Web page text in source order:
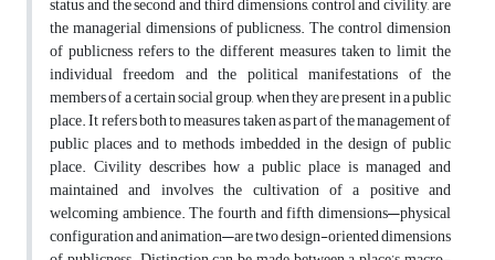
the managerial dimensions of publicness. The control dimension
of publicness refers to the different measures taken to limit the
individual freedom and the political manifestations of the
members of a certain social group, when they are present in a public
place. It refers both to measures taken as part of the management of
public places and to methods imbedded in the design of public
place. Civility describes how a public place is managed and
maintained and involves the cultivation of a positive and
welcoming ambience. The fourth and fifth dimensions—physical
configuration and animation—are two design-oriented dimensions